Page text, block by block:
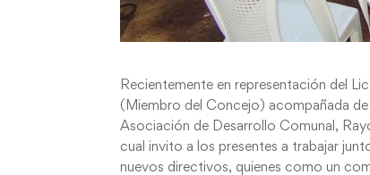
Recientemente en representación del
(Miembro del Concejo) acompañada
Asociación de Desarrollo Comunal,
cual invito a los presentes a trabajar
nuevos directivos, quienes como un